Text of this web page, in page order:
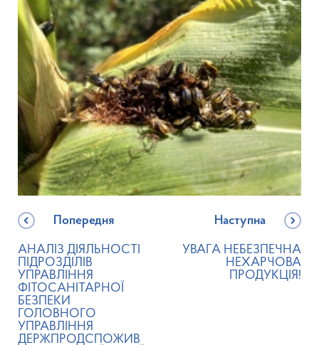
Попередня
АНАЛІЗ ДІЯЛЬНОСТІ
ПІДРОЗДІЛІВ
УПРАВЛІННЯ
ФІТОСАНІТАРНОЇ
БЕЗПЕКИ
ГОЛОВНОГО
УПРАВЛІННЯ
ДЕРЖПРОДСПОЖИВ
Наступна
УВАГА НЕБЕЗПЕЧНА
НЕХАРЧОВА
ПРОДУКЦІЯ!